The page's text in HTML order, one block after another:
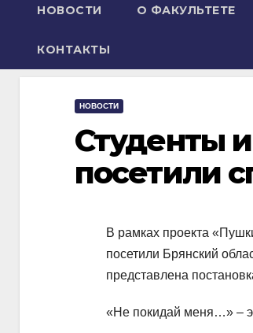
НОВОСТИ О ФАКУЛЬТЕТЕ
КОНТАКТЫ
НОВОСТИ
Студенты
посетили
В рамках проекта
посетили Брянский
представлена
«Не покидай меня…» –